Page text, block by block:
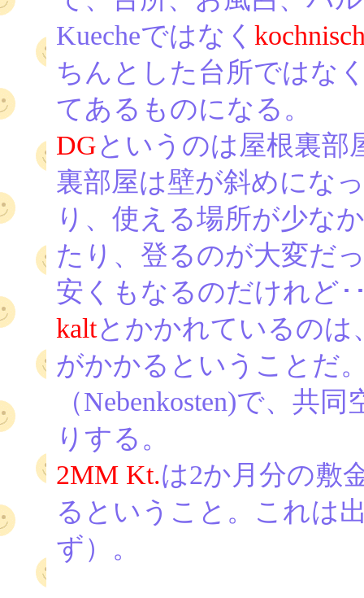
Kuecheではなく
ちんとした台所ではな
てあるものになる。
DGというのは屋根裏部
裏部屋は壁が斜めにな
り、使える場所が少な
たり、登るのが大変だ
安くもなるのだけれど･
kaltとかかれているのは
がかかるということだ
（Nebenkosten)で、共
りする。
2MM Kt.は2か月分の敷
るということ。これは
ず）。